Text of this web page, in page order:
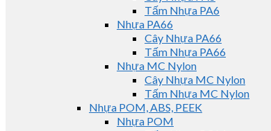
Tấm Nhựa PA6
Nhựa PA66
Cây Nhựa PA66
Tấm Nhựa PA66
Nhựa MC Nylon
Cây Nhựa MC Nylon
Tấm Nhựa MC Nylon
Nhựa POM, ABS, PEEK
Nhựa POM